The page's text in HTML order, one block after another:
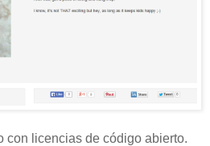
con licencias de código abierto.